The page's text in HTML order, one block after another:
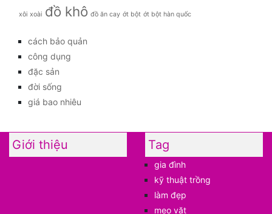
xôi xoài đồ khô đồ ăn cay ớt bột ớt bột hàn quốc
cách bảo quản
công dụng
đặc sản
đời sống
giá bao nhiêu
Giới thiệu Tag
gia đình
kỹ thuật trồng
làm đẹp
mẹo vặt